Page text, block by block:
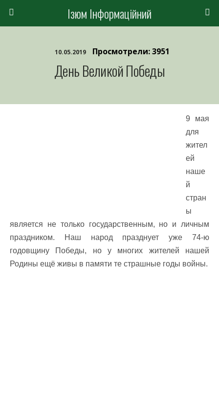
Ізюм Інформаційний
10.05.2019 Просмотрели: 3951
День Великой Победы
9 мая
для
жител
ей
наше
й
стран
ы
является не только государственным, но и личным
праздником. Наш народ празднует уже 74-ю
годовщину Победы, но у многих жителей нашей
Родины ещё живы в памяти те страшные годы войны.